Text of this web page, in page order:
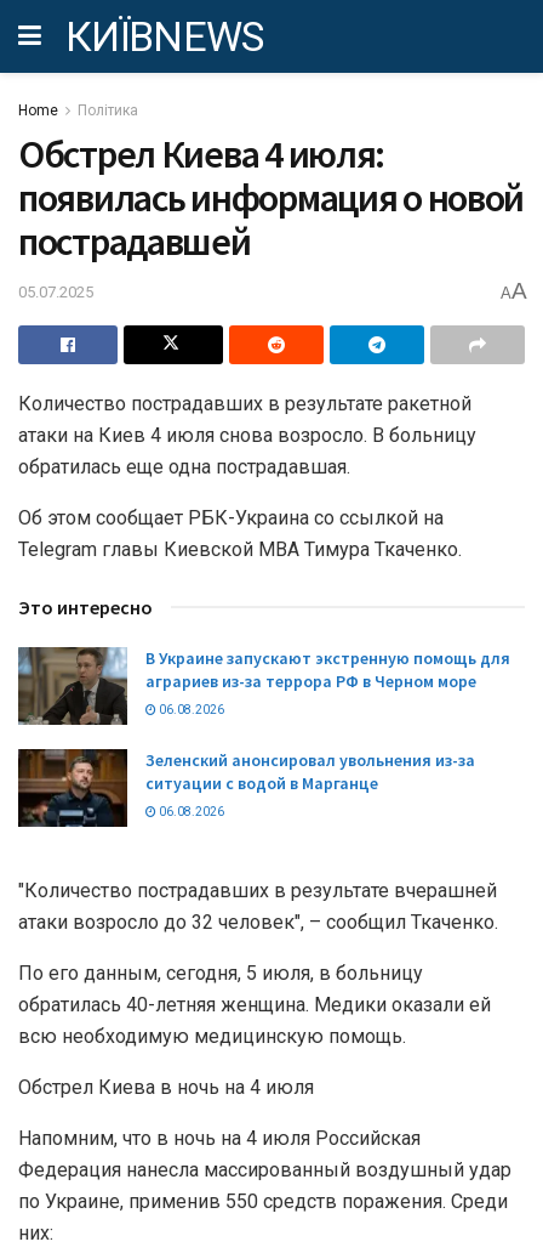
КИЇВNEWS
Home Політика
Обстрел Киева 4 июля:
появилась информация о новой
пострадавшей
05.07.2025 AA
Количество пострадавших в результате ракетной
атаки на Киев 4 июля снова возросло. В больницу
обратилась еще одна пострадавшая.
Об этом сообщает РБК-Украина со ссылкой на
Telegram главы Киевской МВА Тимура Ткаченко.
Это интересно
В Украине запускают экстренную помощь для
аграриев из-за террора РФ в Черном море
06.08.2026
Зеленский анонсировал увольнения из-за
ситуации с водой в Марганце
06.08.2026
"Количество пострадавших в результате вчерашней
атаки возросло до 32 человек", – сообщил Ткаченко.
По его данным, сегодня, 5 июля, в больницу
обратилась 40-летняя женщина. Медики оказали ей
всю необходимую медицинскую помощь.
Обстрел Киева в ночь на 4 июля
Напомним, что в ночь на 4 июля Российская
Федерация нанесла массированный воздушный удар
по Украине, применив 550 средств поражения. Среди
них: